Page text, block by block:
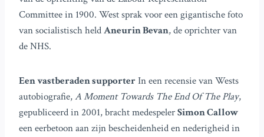
Committee in 1900. West sprak voor een gigantische foto
van socialistisch heldAneurin Bevan, de oprichter van
de NHS.
Een vastberaden supporterIn een recensie van Wests
autobiografie,A Moment Towards The End Of The Play,
gepubliceerd in 2001, bracht medespelerSimon Callow
een eerbetoon aan zijn bescheidenheid en nederigheid in